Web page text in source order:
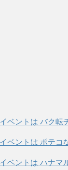
ベントは バク転
ベントは ポテコ
ベントは ハナマ